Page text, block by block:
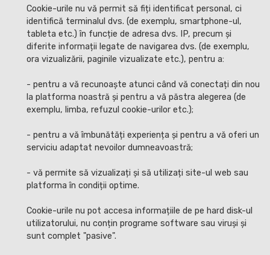
Cookie-urile nu vă permit să fiți identificat personal, ci
identifică terminalul dvs. (de exemplu, smartphone-ul,
tableta etc.) în funcție de adresa dvs. IP, precum și
diferite informații legate de navigarea dvs. (de exemplu,
ora vizualizării, paginile vizualizate etc.), pentru a:
- pentru a vă recunoaște atunci când vă conectați din nou
la platforma noastră și pentru a vă păstra alegerea (de
exemplu, limba, refuzul cookie-urilor etc.);
- pentru a vă îmbunătăți experiența și pentru a vă oferi un
serviciu adaptat nevoilor dumneavoastră;
- vă permite să vizualizați și să utilizați site-ul web sau
platforma în condiții optime.
Cookie-urile nu pot accesa informațiile de pe hard disk-ul
utilizatorului, nu conțin programe software sau viruși și
sunt complet "pasive".